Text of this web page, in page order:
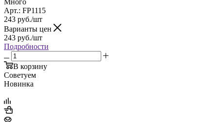
Арт.: FP1115
243 руб./шт
Варианты цен
243 руб./шт
Подробности
В корзину
Советуем
Новинка